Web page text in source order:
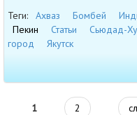
Теги: Ахваз Бомбей
Пекин
Статьи Сьюдад-
город
Якутск
1 2